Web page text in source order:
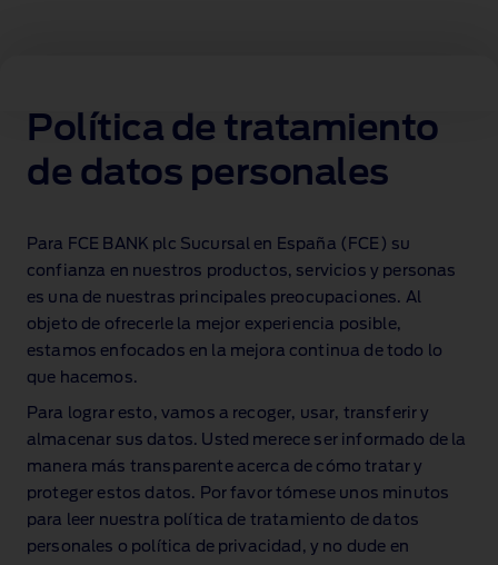
Política de tratamiento
de datos personales
Para FCE BANK plc Sucursal en España (FCE) su
confianza en nuestros productos, servicios y personas
es una de nuestras principales preocupaciones. Al
objeto de ofrecerle la mejor experiencia posible,
estamos enfocados en la mejora continua de todo lo
que hacemos.
Para lograr esto, vamos a recoger, usar, transferir y
almacenar sus datos. Usted merece ser informado de la
manera más transparente acerca de cómo tratar y
proteger estos datos. Por favor tómese unos minutos
para leer nuestra política de tratamiento de datos
personales o política de privacidad, y no dude en